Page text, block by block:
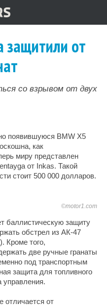
защитили от
со взрывом от двух
появившуюся BMW X5
как
миру представлен
от Inkas. Такой
стоит 500 000 долларов.
©motor1.com
баллистическую защиту
обстрел из АК-47
Кроме того,
две ручные гранаты
под транспортным
защита для топливного
управления.
отличается от